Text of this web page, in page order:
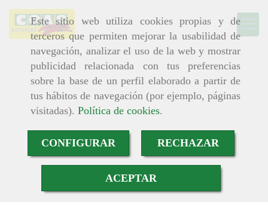
Este sitio web utiliza cookies propias y de
terceros que permiten mejorar la usabilidad de
navegación, analizar el uso de la web y mostrar
publicidad relacionada con tus preferencias
sobre la base de un perfil elaborado a partir de
tus hábitos de navegación (por ejemplo, páginas
visitadas). Política de cookies.
CONFIGURAR RECHAZAR
ACEPTAR